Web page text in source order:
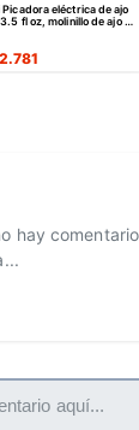
Picadora eléctrica de ajo
fl oz, molinillo de ajo de
hay